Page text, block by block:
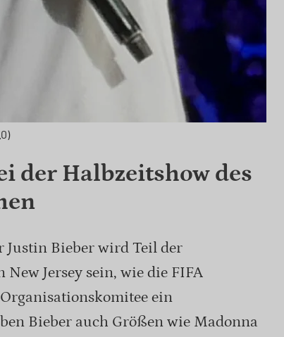
der Halbzeitshow des
Justin Bieber wird Teil der
Jersey sein, wie die FIFA
ein
Bieber auch Größen wie Madonna